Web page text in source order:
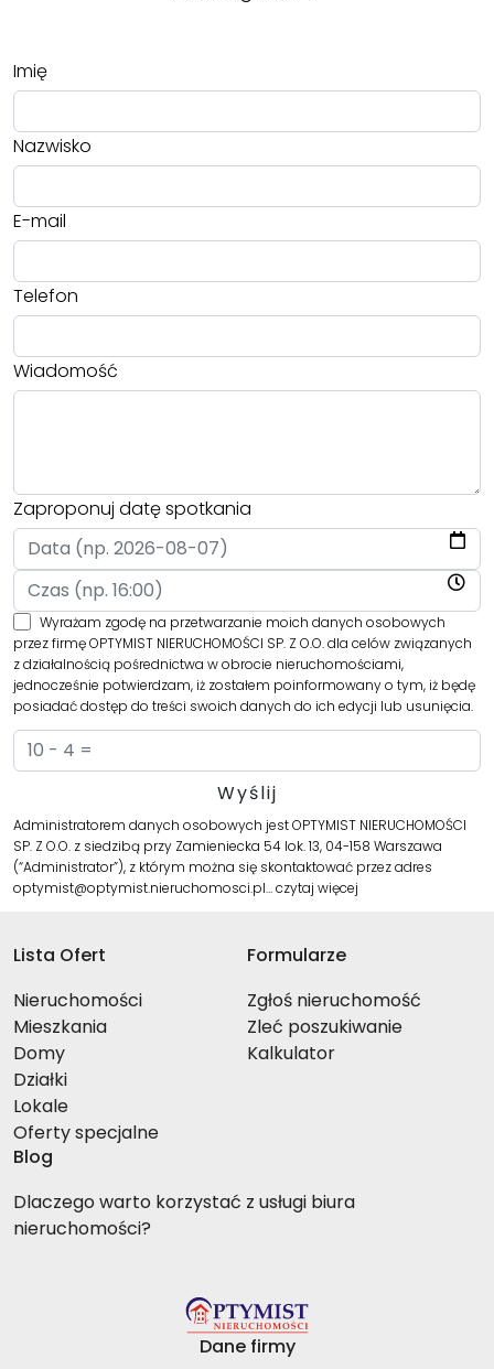
Imię
Nazwisko
E-mail
Telefon
Wiadomość
Zaproponuj datę spotkania
Wyrażam zgodę na przetwarzanie moich danych osobowych
przez firmę OPTYMIST NIERUCHOMOŚCI SP. Z O.O. dla celów związanych
z działalnością pośrednictwa w obrocie nieruchomościami,
jednocześnie potwierdzam, iż zostałem poinformowany o tym, iż będę
posiadać dostęp do treści swoich danych do ich edycji lub usunięcia.
Administratorem danych osobowych jest OPTYMIST NIERUCHOMOŚCI
SP. Z O.O. z siedzibą przy Zamieniecka 54 lok. 13, 04-158 Warszawa
(“Administrator”), z którym można się skontaktować przez adres
optymist@optymist.nieruchomosci.pl…czytaj więcej
Lista Ofert
Nieruchomości
Mieszkania
Domy
Działki
Lokale
Oferty specjalne
Formularze
Zgłoś nieruchomość
Zleć poszukiwanie
Kalkulator
Blog
Dlaczego warto korzystać z usługi biura
nieruchomości?
Dane firmy